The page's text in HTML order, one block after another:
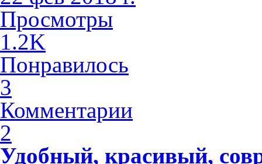
Просмотры
1.2K
Понравилось
3
Комментарии
2
Удобный, красивый,